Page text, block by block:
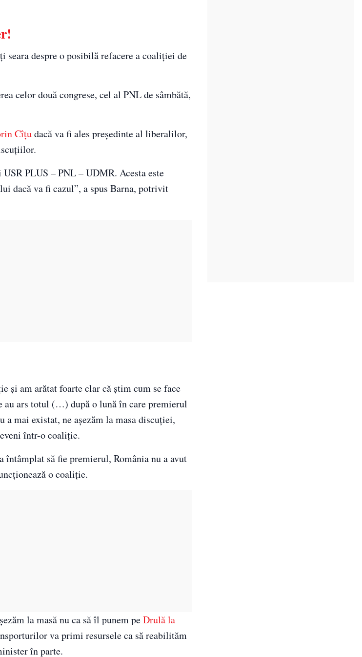
despre o posibilă refacere a coaliției de
celor două congrese, cel al PNL de sâmbătă,
Cîțudacă va fi ales președinte al liberalilor,
PLUS – PNL – UDMR. Acesta este
dacă va fi cazul”, a spus Barna, potrivit
și am arătat foarte clar că știm cum se face
au ars totul (…) după o lună în care premierul
a mai existat, ne așezăm la masa discuției,
într-o coaliție.
să fie premierul, România nu a avut
o coaliție.
la masă nu ca să îl punem peDrulă la
va primi resursele ca să reabilităm
în parte.